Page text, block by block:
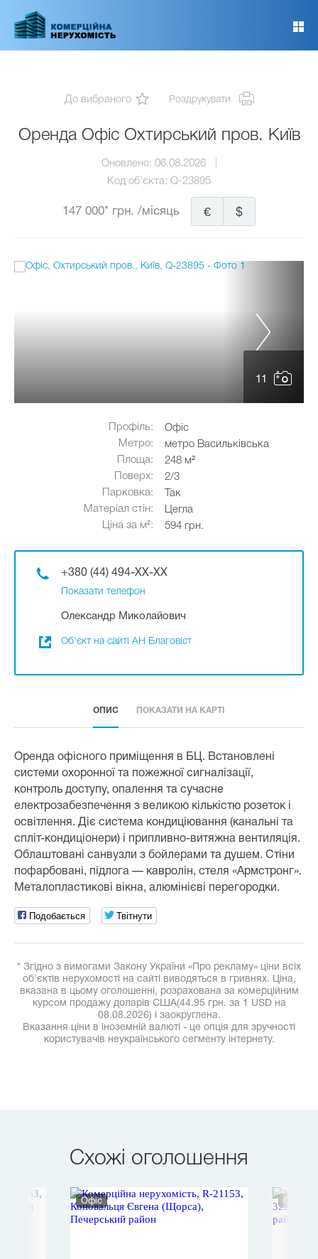
основного
До вибраного Роздрукувати
Оренда Офіс Охтирський пров. Київ
Оновлено: 06.08.2026
Код об'єкта: Q-23895
147 000* грн. /місяць $
€
11
Профіль:
Офіс
Метро:
метро Васильківська
Площа:
248 м²
Поверх:
2/3
Парковка:
Так
Матеріал стін:
Цегла
Ціна за м²:
594 грн.
+380 (44) 494-XX-XX
Показати телефон
Олександр Миколайович
Об'єкт на сайті АН Благовіст
ОПИС ПОКАЗАТИ НА КАРТІ
Оренда офісного приміщення в БЦ. Встановлені
системи охоронної та пожежної сигналізації,
контроль доступу, опалення та сучасне
електрозабезпечення з великою кількістю розеток і
освітлення. Діє система кондиціювання (канальні та
спліт-кондиціонери) і припливно-витяжна вентиляція.
Облаштовані санвузли з бойлерами та душем. Стіни
пофарбовані, підлога — кавролін, стеля «Армстронг».
Металопластикові вікна, алюмінієві перегородки.
Подобається Твітнути
* Згідно з вимогами Закону України «Про рекламу» ціни всіх
об'єктів нерухомості на сайті виводяться в гривнях. Ціна,
вказана в цьому оголошенні, розрахована за комерційним
курсом продажу доларів США(44.95 грн. за 1 USD на
08.08.2026) і заокруглена.
Вказання ціни в іноземній валюті - це опція для зручності
користувачів неукраїнського сегменту інтернету.
Схожі оголошення
Офіс Офіс